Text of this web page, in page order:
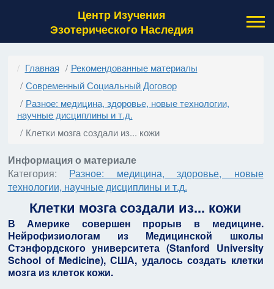
Центр Изучения
Эзотерического Наследия
Главная
Рекомендованные материалы
Современный Социальный Договор
Разное: медицина, здоровье, новые технологии,
научные дисциплины и т.д.
Клетки мозга создали из... кожи
Информация о материале
Категория: Разное: медицина, здоровье, новые
технологии, научные дисциплины и т.д.
Клетки мозга создали из... кожи
В Америке совершен прорыв в медицине.
Нейрофизиологам из Медицинской школы
Стэнфордского университета (Stanford University
School of Medicine), США, удалось создать клетки
мозга из клеток кожи.